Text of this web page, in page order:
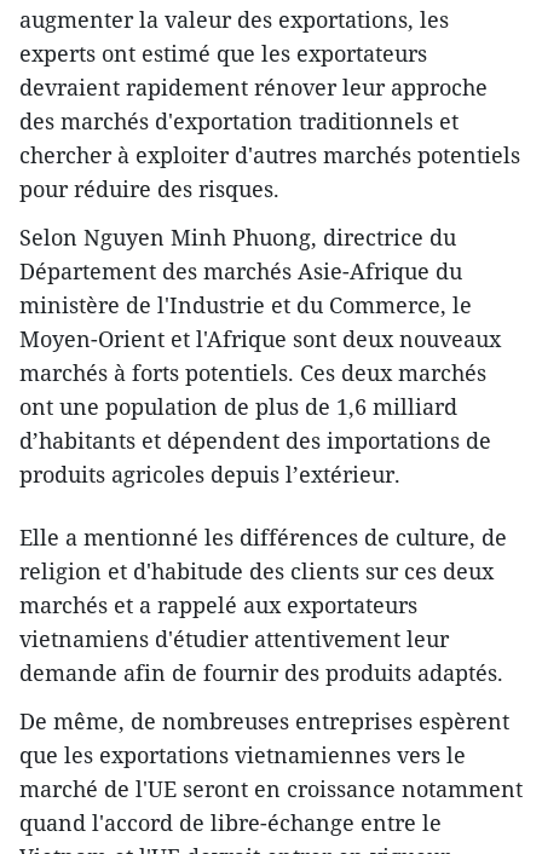
augmenter la valeur des exportations, les
experts ont estimé que les exportateurs
devraient rapidement rénover leur approche
des marchés d'exportation traditionnels et
chercher à exploiter d'autres marchés potentiels
pour réduire des risques.
Selon Nguyen Minh Phuong, directrice du
Département des marchés Asie-Afrique du
ministère de l'Industrie et du Commerce, le
Moyen-Orient et l'Afrique sont deux nouveaux
marchés à forts potentiels. Ces deux marchés
ont une population de plus de 1,6 milliard
d’habitants et dépendent des importations de
produits agricoles depuis l’extérieur.
Elle a mentionné les différences de culture, de
religion et d'habitude des clients sur ces deux
marchés et a rappelé aux exportateurs
vietnamiens d'étudier attentivement leur
demande afin de fournir des produits adaptés.
De même, de nombreuses entreprises espèrent
que les exportations vietnamiennes vers le
marché de l'UE seront en croissance notamment
quand l'accord de libre-échange entre le